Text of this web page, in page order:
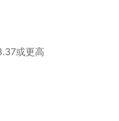
或更高